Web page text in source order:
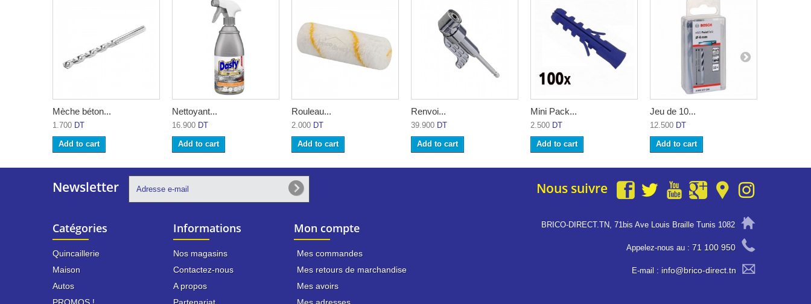
Mèche béton...
1.700 DT
Add to cart
Nettoyant...
16.900 DT
Add to cart
Rouleau...
2.000 DT
Add to cart
Renvoi...
39.900 DT
Add to cart
Mini Pack...
2.500 DT
Add to cart
Jeu de 10...
12.500 DT
Add to cart
Newsletter Nous suivre
Catégories
Quincaillerie
Maison
Autos
Informations
Nos magasins
Contactez-nous
A propos
Mon compte
Mes commandes
Mes retours de marchandise
Mes avoirs
BRICO-DIRECT.TN, 71bis Ave Louis Braille Tunis 1082
Appelez-nous au : 71 100 950
E-mail : info@brico-direct.tn